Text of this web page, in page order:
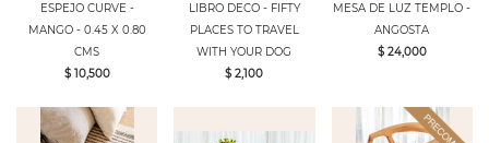
ESPEJO CURVE -
MANGO - 0.45 X 0.80
CMS
$ 10,500
LIBRO DECO - FIFTY
PLACES TO TRAVEL
WITH YOUR DOG
$ 2,100
MESA DE LUZ TEMPLO -
ANGOSTA
$ 24,000